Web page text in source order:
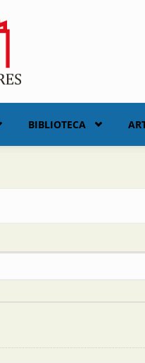
BIBLIOTECA